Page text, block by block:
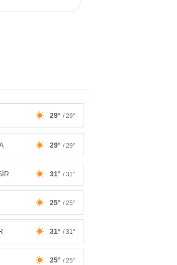
29° / 29°
29° / 29°
31° / 31°
25° / 25°
31° / 31°
25° / 25°